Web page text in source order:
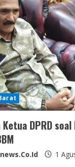
DPRD
1